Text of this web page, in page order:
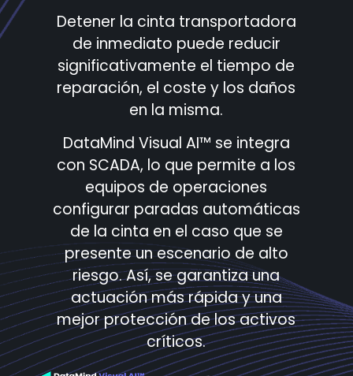
Detener la cinta transportadora
de inmediato puede reducir
significativamente el tiempo de
reparación, el coste y los daños
en la misma.
DataMind Visual AI™ se integra
con SCADA, lo que permite a los
equipos de operaciones
configurar paradas automáticas
de la cinta en el caso que se
presente un escenario de alto
riesgo. Así, se garantiza una
actuación más rápida y una
mejor protección de los activos
críticos.